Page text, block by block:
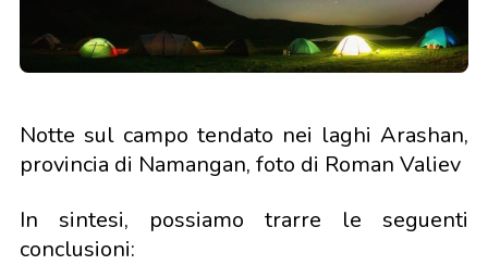
Notte sul campo tendato nei laghi Arashan,
provincia di Namangan, foto di Roman Valiev
In sintesi, possiamo trarre le seguenti
conclusioni: